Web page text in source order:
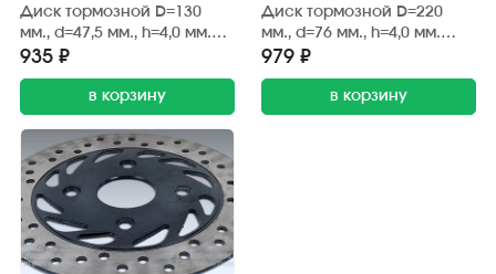
Диск тормозной D=130
мм., d=47,5 мм., h=4,0 мм.
"Bashan" BS150S-2B, BS200S-
935 ₽
в корзину
Диск тормозной D=220
мм., d=76 мм., h=4,0 мм.
"Bashan" BS200S-7A, BS250S-
979 ₽
в корзину